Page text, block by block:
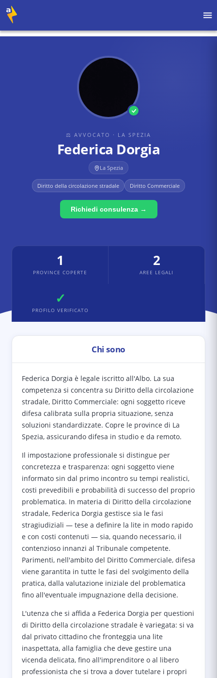
⚖ AVVOCATO · LA SPEZIA
Federica Dorgia
La Spezia
Diritto della circolazione stradale Diritto Commerciale
Richiedi consulenza →
1
PROVINCE COPERTE
2
AREE LEGALI
✓
PROFILO VERIFICATO
Chi sono
Federica Dorgia è legale iscritto all'Albo. La sua
competenza si concentra su Diritto della circolazione
stradale, Diritto Commerciale: ogni soggetto riceve
difesa calibrata sulla propria situazione, senza
soluzioni standardizzate. Copre le province di La
Spezia, assicurando difesa in studio e da remoto.
Il impostazione professionale si distingue per
concretezza e trasparenza: ogni soggetto viene
informato sin dal primo incontro su tempi realistici,
costi prevedibili e probabilità di successo del proprio
problematica. In materia di Diritto della circolazione
stradale, Federica Dorgia gestisce sia le fasi
stragiudiziali — tese a definire la lite in modo rapido
e con costi contenuti — sia, quando necessario, il
contenzioso innanzi al Tribunale competente.
Parimenti, nell'ambito del Diritto Commerciale, difesa
viene garantita in tutte le fasi del svolgimento della
pratica, dalla valutazione iniziale del problematica
fino all'eventuale impugnazione della decisione.
L'utenza che si affida a Federica Dorgia per questioni
di Diritto della circolazione stradale è variegata: si va
dal privato cittadino che fronteggia una lite
inaspettata, alla famiglia che deve gestire una
vicenda delicata, fino all'imprenditore o al libero
professionista che si trova a dover tutelare i propri